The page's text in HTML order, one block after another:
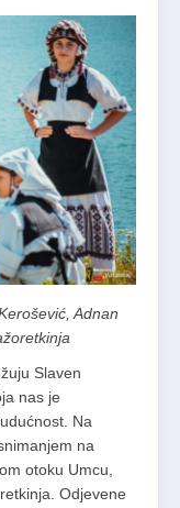
Adnan
Slaven
nas je
Na
na
otoku Umcu,
Odjevene